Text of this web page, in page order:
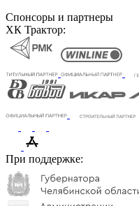
Спонсоры и партнеры
ХК Трактор:
При поддержке: